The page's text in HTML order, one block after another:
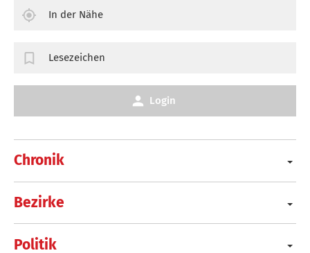
Chronik
Bezirke
Politik
In der Nähe
Lesezeichen
Login